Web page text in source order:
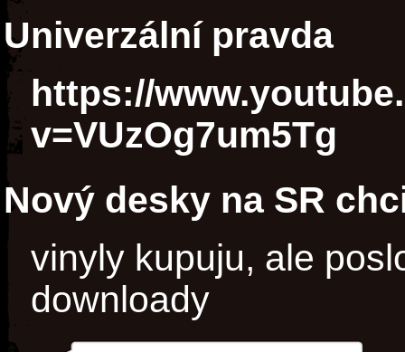
Univerzální pravda
https://
v=VUzOg7um5Tg
Nový desky na SR
vinyly kupuju, ale
downloady